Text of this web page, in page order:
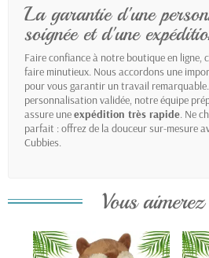
La garantie d'une
soignée et d'une
Faire confiance à notre boutique en ligne,
faire minutieux. Nous accordons une
pour vous garantir un travail
personnalisation validée, notre équipe
assure uneexpédition très rapide . Ne
parfait : offrez de la douceur sur-mesure
Cubbies.
Vous